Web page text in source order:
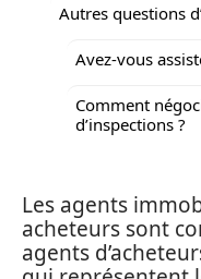
Autres questions
Avez-vous
Comment
d’inspections ?
Les agents
acheteurs sont
agents